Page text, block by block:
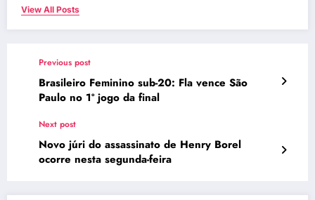
View All Posts
Previous post
Brasileiro Feminino sub-20: Fla vence São
Paulo no 1º jogo da final
Next post
Novo júri do assassinato de Henry Borel
ocorre nesta segunda-feira